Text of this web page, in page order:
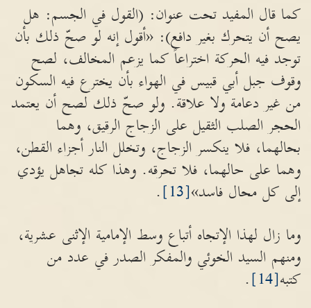
كما قال المفيد تحت عنوان: (القول في الجسم: هل
يصح أن يتحرك بغير دافع): «أقول إنه لو صحّ ذلك بأن
توجد فيه الحركة اختراعاً كما يزعم المخالف، لصح
وقوف جبل أبي قبيس في الهواء بأن يخترع فيه السكون
من غير دعامة ولا علاقة. ولو صحّ ذلك لصح أن يعتمد
الحجر الصلب الثقيل على الزجاج الرقيق، وهما
بحالهما، فلا ينكسر الزجاج، وتخلل النار أجزاء القطن،
وهما على حالهما، فلا تحرقه. وهذا كله تجاهل يؤدي
إلى كل محال فاسد»[13]
.
وما زال لهذا الإتجاه أتباع وسط الإمامية الإثنى عشرية،
ومنهم السيد الخوئي والمفكر الصدر في عدد من
كتبه[14]
.